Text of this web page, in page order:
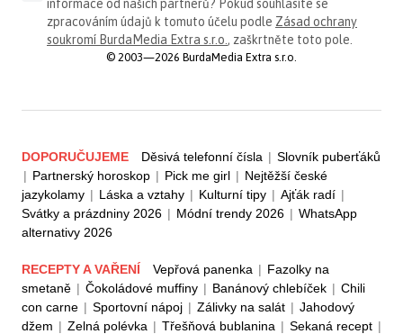
informace od našich partnerů? Pokud souhlasíte se
zpracováním údajů k tomuto účelu podle Zásad ochrany
soukromí BurdaMedia Extra s.r.o. , zaškrtněte toto pole.
© 2003—2026 BurdaMedia Extra s.r.o.
DOPORUČUJEME Děsivá telefonní čísla | Slovník puberťáků
| Partnerský horoskop | Pick me girl | Nejtěžší české
jazykolamy | Láska a vztahy | Kulturní tipy | Ajťák radí |
Svátky a prázdniny 2026 | Módní trendy 2026 | WhatsApp
alternativy 2026
RECEPTY A VAŘENÍ Vepřová panenka | Fazolky na
smetaně | Čokoládové muffiny | Banánový chlebíček | Chili
con carne | Sportovní nápoj | Zálivky na salát | Jahodový
džem | Zelná polévka | Třešňová bublanina | Sekaná recept |